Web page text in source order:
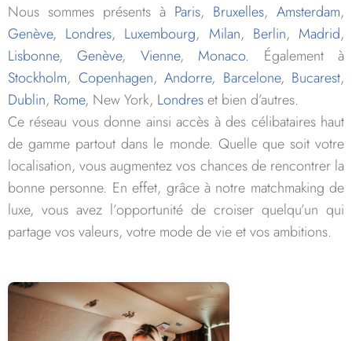
Nous sommes présents à Paris, Bruxelles, Amsterdam,
Genève, Londres, Luxembourg, Milan, Berlin, Madrid,
Lisbonne,Genève, Vienne, Monaco. Également à
Stockholm, Copenhagen, Andorre, Barcelone, Bucarest,
Dublin, Rome, New York, Londreset bien d’autres.
Ce réseau vous donne ainsi accès à des célibataires haut
de gamme partout dans le monde. Quelle que soit votre
localisation, vous augmentez vos chances de rencontrer la
bonne personne. En effet, grâce à notre matchmaking de
luxe, vous avez l’opportunité de croiser quelqu’un qui
partage vos valeurs, votre mode de vie et vos ambitions.